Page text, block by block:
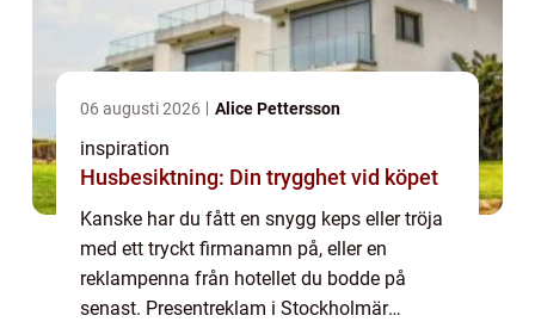
06 augusti 2026 Alice Pettersson
inspiration
Husbesiktning: Din trygghet vid köpet
Kanske har du fått en snygg keps eller tröja
med ett tryckt firmanamn på, eller en
reklampenna från hotellet du bodde på
senast. Presentreklam i Stockholmär